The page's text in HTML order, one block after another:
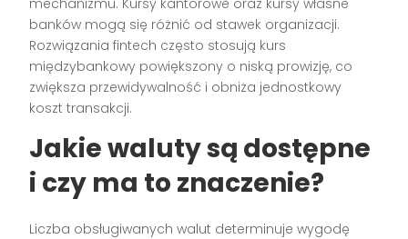
banków mogą się różnić od stawek organizacji.
Rozwiązania fintech często stosują kurs
międzybankowy powiększony o niską prowizję, co
zwiększa przewidywalność i obniża jednostkowy
koszt transakcji.
Jakie waluty są dostępne
i czy ma to znaczenie?
Liczba obsługiwanych walut determinuje wygodę